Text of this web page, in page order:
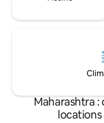
Maharashtra